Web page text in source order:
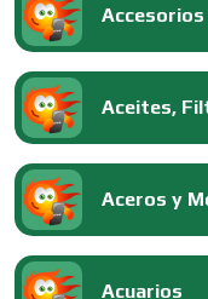
Accesorios
Aceites,
Aceros y
Acuarios